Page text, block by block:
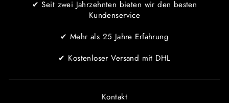
✔ Seit zwei Jahrzehnten bieten wir den besten
Kundenservice
✔ Mehr als 25 Jahre Erfahrung
✔ Kostenloser Versand mit DHL
Kontakt